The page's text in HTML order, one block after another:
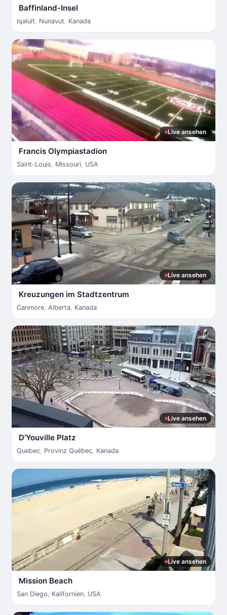
Baffinland-Insel
Iqaluit, Nunavut, Kanada
Live ansehen
Francis Olympiastadion
Saint-Louis, Missouri, USA
Live ansehen
Kreuzungen im Stadtzentrum
Canmore, Alberta, Kanada
Live ansehen
D’Youville Platz
Quebec, Provinz Québec, Kanada
Live ansehen
Mission Beach
San Diego, Kalifornien, USA